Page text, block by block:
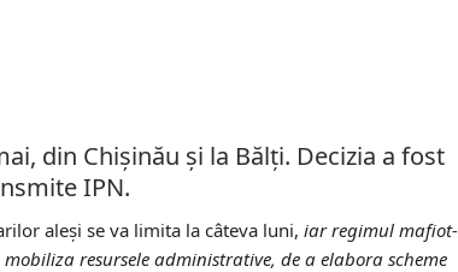
din Chișinău şi la Bălți. Decizia a fost
IPN.
aleși se va limita la câteva luni, iar regimul mafiot-
resursele administrative, de a elabora scheme